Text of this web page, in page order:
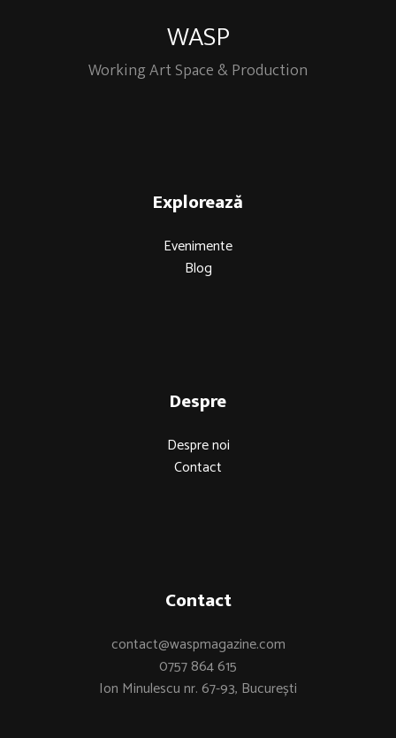
WASP
Working Art Space & Production
Explorează
Evenimente
Blog
Despre
Despre noi
Contact
Contact
contact@waspmagazine.com
0757 864 615
Ion Minulescu nr. 67-93, București